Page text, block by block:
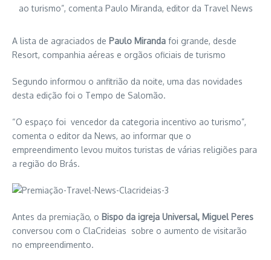
ao turismo”, comenta Paulo Miranda, editor da Travel News
A lista de agraciados de Paulo Miranda foi grande, desde
Resort, companhia aéreas e orgãos oficiais de turismo
Segundo informou o anfitrião da noite, uma das novidades
desta edição foi o Tempo de Salomão.
“O espaço foi vencedor da categoria incentivo ao turismo”,
comenta o editor da News, ao informar que o
empreendimento levou muitos turistas de várias religiões para
a região do Brás.
Antes da premiação, o Bispo da igreja Universal, Miguel Peres
conversou com o ClaCrideias sobre o aumento de visitarão
no empreendimento.